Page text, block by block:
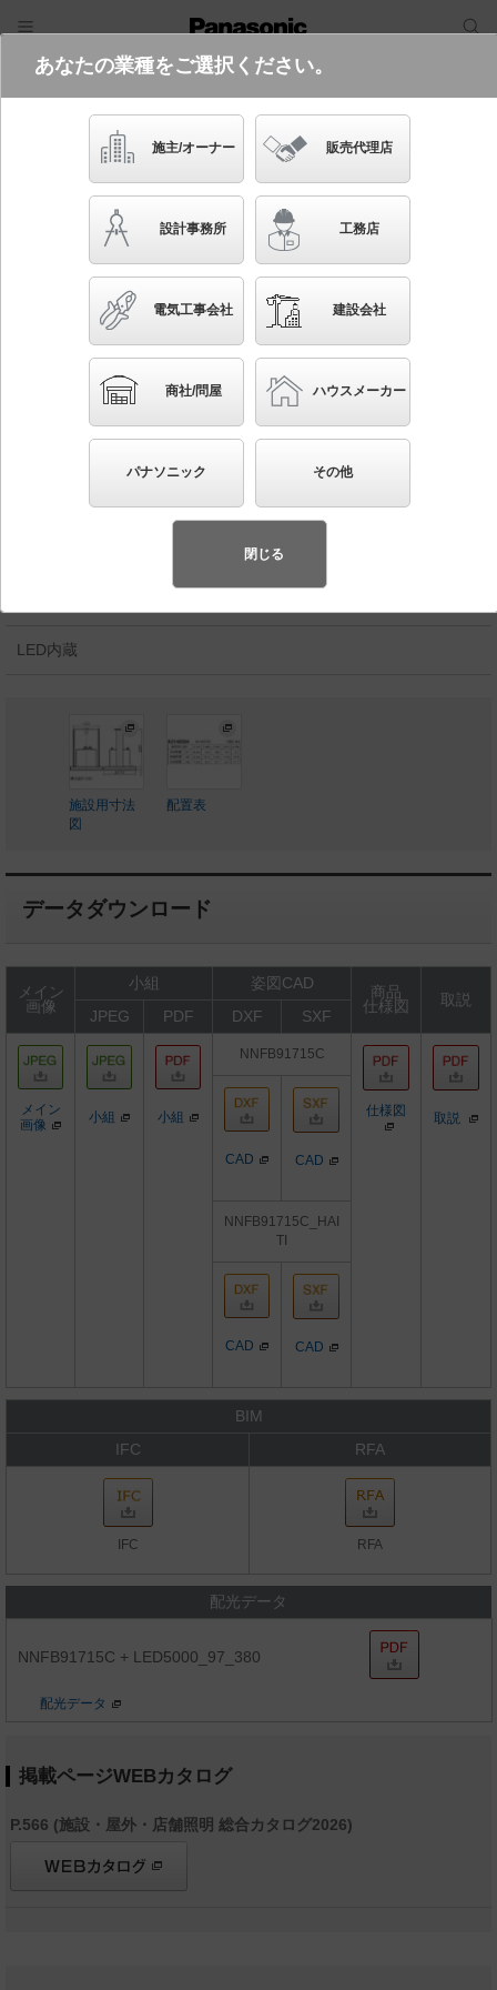
電気・建築設備（ビジネス）
フリーワード
品番・キーワード
かんたん照度計算
NNFB91715C
天井埋込型 LED（昼白色） 非常用照明器具 30分間
タイプ・LED低天井用（～3m） 防湿型・防雨型・自己
点検スイッチ付・リモコン自己点検機能付／埋込穴
φ150 パネル付型 非常灯用ハロゲン電球13形1灯器具
LED内蔵
施設用寸法
図
配置表
データダウンロード
メイン
画像
小組 姿図CAD
商品
仕様図
取説
JPEG
PDF DXF SXF
メイン
画像
小組 小組
NNFB91715C
仕様図 取説
CAD CAD
NNFB91715C_HAI
TI
CAD CAD
BIM
IFC
RFA
IFC RFA
配光データ
NNFB91715C + LED5000_97_380
配光データ
掲載ページWEBカタログ
P.566 (施設・屋外・店舗照明 総合カタログ2026)
あなたの業種をご選択ください。
施主/オーナー 販売代理店
設計事務所 工務店
電気工事会社 建設会社
商社/問屋 ハウスメーカー
パナソニック その他
閉じる